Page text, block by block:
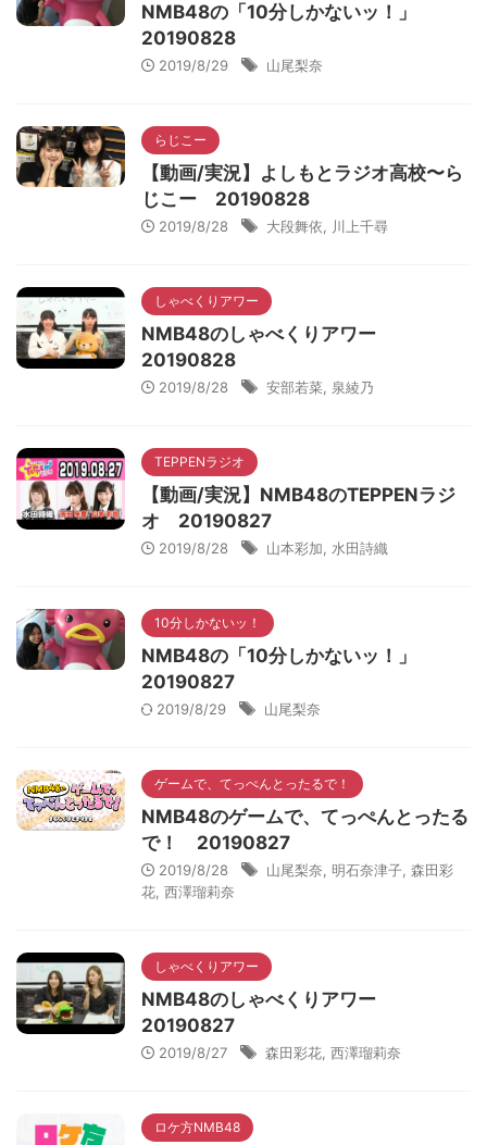
NMB48の「10分しかないッ！」
20190828
2019/8/29 山尾梨奈
らじこー
【動画/実況】よしもとラジオ高校〜ら
じこー 20190828
2019/8/28 大段舞依 川上千尋
しゃべくりアワー
NMB48のしゃべくりアワー
20190828
2019/8/28 安部若菜 泉綾乃
TEPPENラジオ
【動画/実況】NMB48のTEPPENラジ
オ 20190827
2019/8/28 山本彩加 水田詩織
10分しかないッ！
NMB48の「10分しかないッ！」
20190827
2019/8/29 山尾梨奈
ゲームで、てっぺんとったるで！
NMB48のゲームで、てっぺんとったる
で！ 20190827
2019/8/28 山尾梨奈 明石奈津子 森田彩
花 西澤瑠莉奈
しゃべくりアワー
NMB48のしゃべくりアワー
20190827
2019/8/27 森田彩花 西澤瑠莉奈
ロケ方NMB48